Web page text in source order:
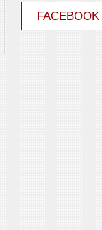
FACEBOOK